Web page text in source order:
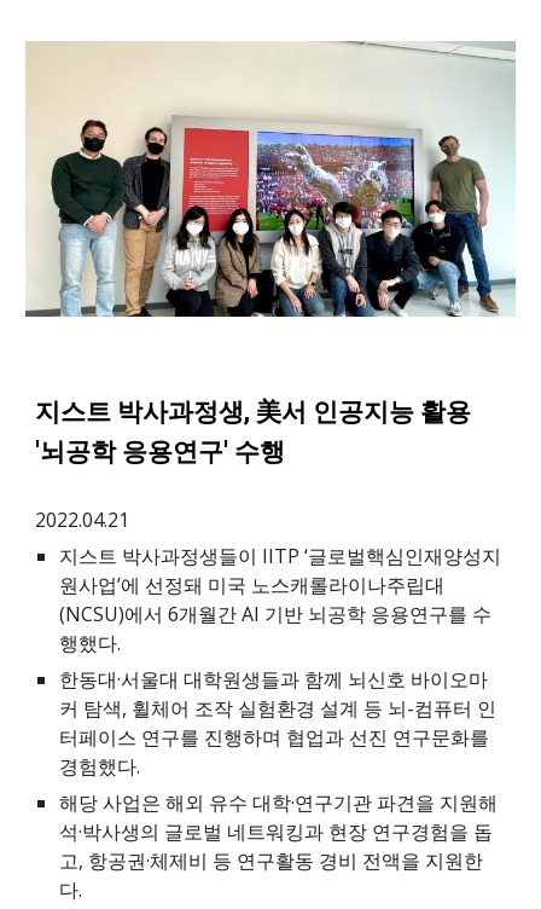
지스트 박사과정생, 美서 인공지능 활용
'뇌공학 응용연구' 수행
2022.04.21
지스트 박사과정생들이 IITP ‘글로벌핵심인재양성지
원사업’에 선정돼 미국 노스캐롤라이나주립대
(NCSU)에서 6개월간 AI 기반 뇌공학 응용연구를 수
행했다.
한동대·서울대 대학원생들과 함께 뇌신호 바이오마
커 탐색, 휠체어 조작 실험환경 설계 등 뇌-컴퓨터 인
터페이스 연구를 진행하며 협업과 선진 연구문화를
경험했다.
해당 사업은 해외 유수 대학·연구기관 파견을 지원해
석·박사생의 글로벌 네트워킹과 현장 연구경험을 돕
고, 항공권·체제비 등 연구활동 경비 전액을 지원한
다.